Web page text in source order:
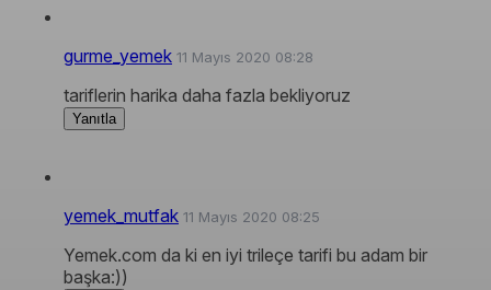
gurme_yemek 11 Mayıs 2020 08:28
tariflerin harika daha fazla bekliyoruz
Yanıtla
yemek_mutfak 11 Mayıs 2020 08:25
Yemek.com da ki en iyi trileçe tarifi bu adam bir
başka:))